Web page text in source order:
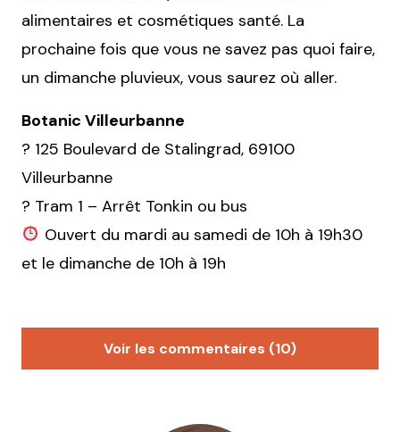
alimentaires et cosmétiques santé. La
prochaine fois que vous ne savez pas quoi faire,
un dimanche pluvieux, vous saurez où aller.
Botanic Villeurbanne
? 125 Boulevard de Stalingrad, 69100
Villeurbanne
? Tram 1 – Arrêt Tonkin ou bus
Ouvert du mardi au samedi de 10h à 19h30
et le dimanche de 10h à 19h
Voir les commentaires (10)